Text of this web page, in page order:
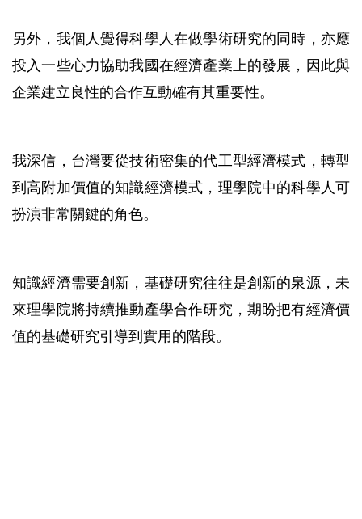
另外，我個人覺得科學人在做學術研究的同時，亦應
投入一些心力協助我國在經濟產業上的發展，因此與
企業建立良性的合作互動確有其重要性。
我深信，台灣要從技術密集的代工型經濟模式，轉型
到高附加價值的知識經濟模式，理學院中的科學人可
扮演非常關鍵的角色。
知識經濟需要創新，基礎研究往往是創新的泉源，未
來理學院將持續推動產學合作研究，期盼把有經濟價
值的基礎研究引導到實用的階段。